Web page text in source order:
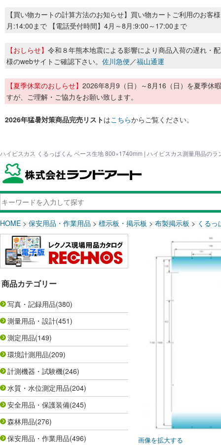
【買い物カートの計算方法のお知らせ】買い物カートご利用のお客
月:14:00まで 【電話受付時間】4月～8月:9:00～17:00まで
【おしらせ】 令和８年熊本地震による影響により商品入荷の遅れ・
様のwebサイトご確認下さい。 佐川急便／福山通運
【夏季休業のおしらせ】 2026年8月9（日）～8月16（日）を夏季休
すが、ご理解・ご協力をお願い致します。
2026年猛暑対策商品完売リストはこちらからご覧ください。
ハイビスカス くるっぱくん ベース生地 800×1740mm | ハイビスカス測量用品のラ
HOME > 保安用品・作業用品 > 標示板・掲示板 > 布製掲示板 > くるっ
商品カテゴリー
写真・記録用品(380)
測量用品・設計(451)
測定用品(149)
環境計測用品(209)
計測機器・試験機(246)
水質・水位測定用品(204)
安全用品・保護装備(245)
森林用品(276)
保安用品・作業用品(496)
画像を拡大する